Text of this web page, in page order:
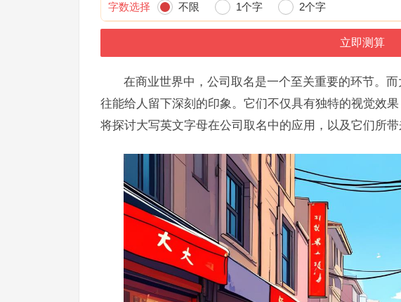
字数选择 不限 1个字 2个字
在商业世界中，公司取名是一个至关重要的环节。
往能给人留下深刻的印象。它们不仅具有独特的视觉效
将探讨大写英文字母在公司取名中的应用，以及它们所带